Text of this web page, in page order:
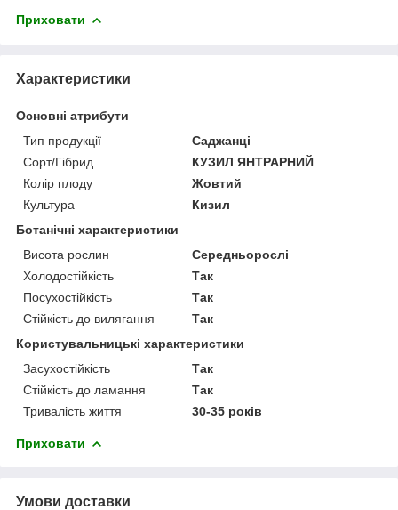
Приховати
Характеристики
Основні атрибути
Тип продукції
Саджанці
Сорт/Гібрид
КУЗИЛ ЯНТРАРНИЙ
Колір плоду
Жовтий
Культура
Кизил
Ботанічні характеристики
Висота рослин
Середньорослі
Холодостійкість
Так
Посухостійкість
Так
Стійкість до вилягання
Так
Користувальницькі характеристики
Засухостійкість
Так
Стійкість до ламання
Так
Тривалість життя
30-35 років
Приховати
Умови доставки